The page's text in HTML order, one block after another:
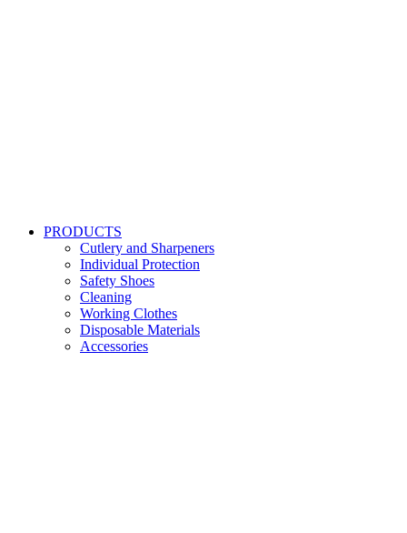
PRODUCTS
Cutlery and Sharpeners
Individual Protection
Safety Shoes
Cleaning
Working Clothes
Disposable Materials
Accessories